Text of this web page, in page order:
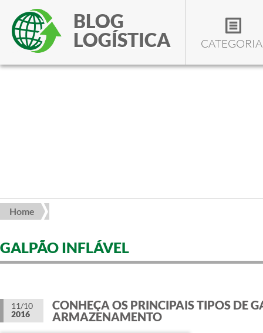
BLOG
LOGÍSTICA
Home
GALPÃO INFLÁVEL
11/10
2016
CONHEÇA OS PRINCIPAIS TIPOS DE
ARMAZENAMENTO